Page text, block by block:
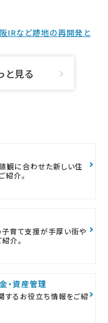
IRなど跡地の再開発と
と見る
観に合わせた新しい住
紹介。
子育て支援が手厚い街や
介。
・資産管理
するお役立ち情報をご紹